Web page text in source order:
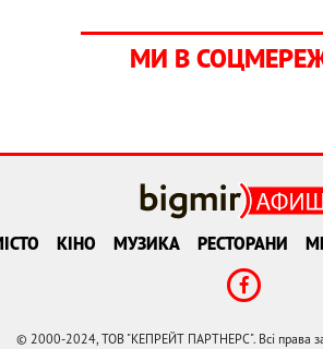
МИ В
КІНО МУЗИКА РЕСТОРАНИ
© 2000-2024, ТОВ "КЕПРЕЙТ ПАРТНЕРС". Всі права